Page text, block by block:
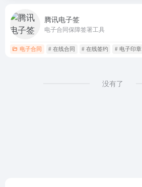
腾讯电子签
电子合同保障签署工具
电子合同 # 在线合同 # 在线签约 # 电子印章
没有了